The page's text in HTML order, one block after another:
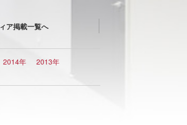
ア掲載一覧へ
2014年
2013年